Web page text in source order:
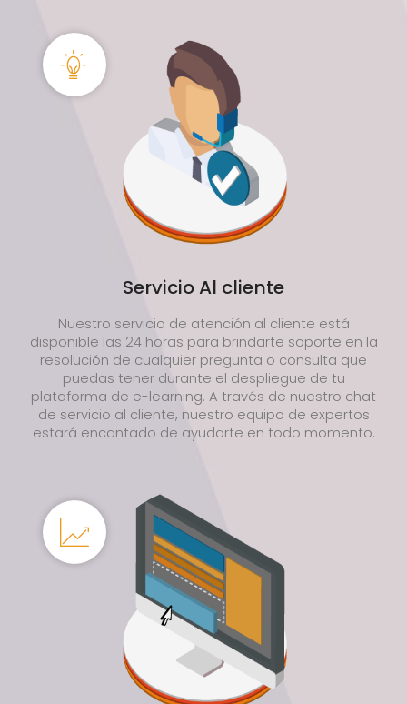
Servicio Al cliente
Nuestro servicio de atención al cliente está
disponible las 24 horas para brindarte soporte en la
resolución de cualquier pregunta o consulta que
puedas tener durante el despliegue de tu
plataforma de e-learning. A través de nuestro chat
de servicio al cliente, nuestro equipo de expertos
estará encantado de ayudarte en todo momento.